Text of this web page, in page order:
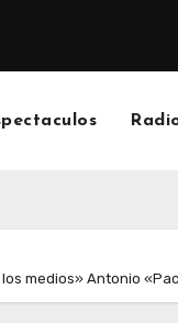
medios» Antonio